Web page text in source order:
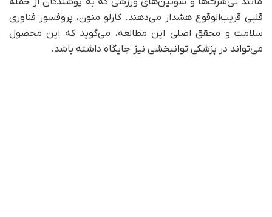
قلبی قریب‌الوقوع هشدار می‌دهند. کارلو منون، پروفسور فناوری
سلامت و محقق اصلی این مطالعه، می‌گوید که این محصول
می‌تواند در پزشکی توانبخشی نیز جایگاه داشته باشد.